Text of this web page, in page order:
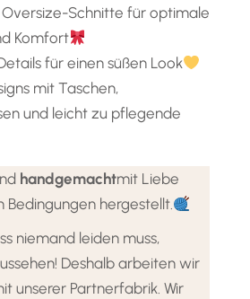
Schnitte für optimale
Komfort
für einen süßen Look
mit Taschen,
und leicht zu pflegende
handgemachtmit Liebe
Bedingungen hergestellt.
niemand leiden muss,
Deshalb arbeiten wir
unserer Partnerfabrik. Wir